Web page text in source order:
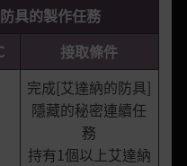
具的製作任務
接取條件
完成[艾達納的防具]
隱藏的秘密連續任
務
持有1個以上艾達納